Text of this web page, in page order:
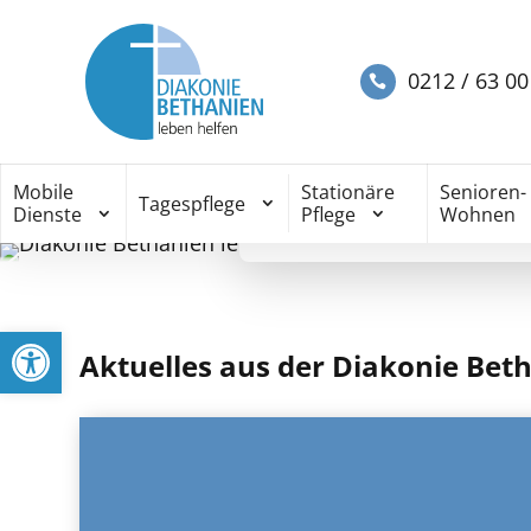
Werkzeugleiste öffnen
0212 / 63 00
Mobile
Dienste
Tagespflege
Stationäre
Pflege
Senioren-
Wohnen
Diakonie
Wir sind an Ihrer Seite.
Aktuelles aus der Diakonie